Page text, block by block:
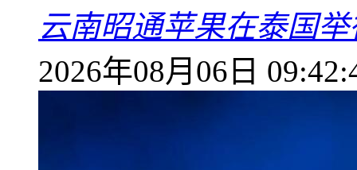
云南昭通苹果在泰国
2026年08月06日